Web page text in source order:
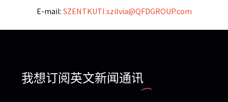
E-mail: SZENTKUTI.szilvia@QFDGROUP.com
我想订阅英文新闻通讯